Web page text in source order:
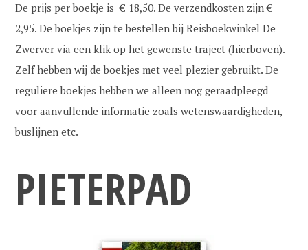
De prijs per boekje is € 18,50. De verzendkosten zijn €
2,95. De boekjes zijn te bestellen bij Reisboekwinkel De
Zwerver via een klik op het gewenste traject (hierboven).
Zelf hebben wij de boekjes met veel plezier gebruikt. De
reguliere boekjes hebben we alleen nog geraadpleegd
voor aanvullende informatie zoals wetenswaardigheden,
buslijnen etc.
PIETERPAD